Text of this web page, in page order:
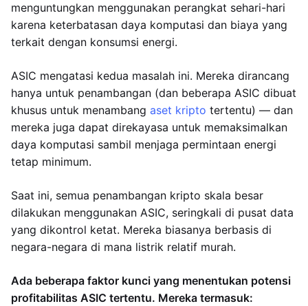
menguntungkan menggunakan perangkat sehari-hari
karena keterbatasan daya komputasi dan biaya yang
terkait dengan konsumsi energi.
ASIC mengatasi kedua masalah ini. Mereka dirancang
hanya untuk penambangan (dan beberapa ASIC dibuat
khusus untuk menambang aset kripto tertentu) — dan
mereka juga dapat direkayasa untuk memaksimalkan
daya komputasi sambil menjaga permintaan energi
tetap minimum.
Saat ini, semua penambangan kripto skala besar
dilakukan menggunakan ASIC, seringkali di pusat data
yang dikontrol ketat. Mereka biasanya berbasis di
negara-negara di mana listrik relatif murah.
Ada beberapa faktor kunci yang menentukan potensi
profitabilitas ASIC tertentu. Mereka termasuk: